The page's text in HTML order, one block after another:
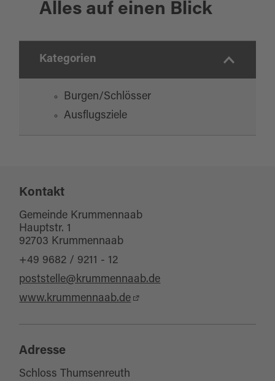
Alles auf einen Blick
Kategorien
Burgen/Schlösser
Ausflugsziele
Kontakt
Gemeinde Krummennaab
Hauptstr. 1
92703 Krummennaab
+49 9682 / 9211 - 12
poststelle@krummennaab.de
www.krummennaab.de
Adresse
Schloss Thumsenreuth